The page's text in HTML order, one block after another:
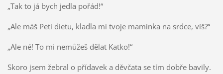
„Tak to já bych jedla pořád!“
„Ale máš Peti dietu, kladla mi tvoje maminka na srdce, víš?“
„Ale né! To mi nemůžeš dělat Katko!“
Skoro jsem žebral o přídavek a děvčata se tím dobře bavily.